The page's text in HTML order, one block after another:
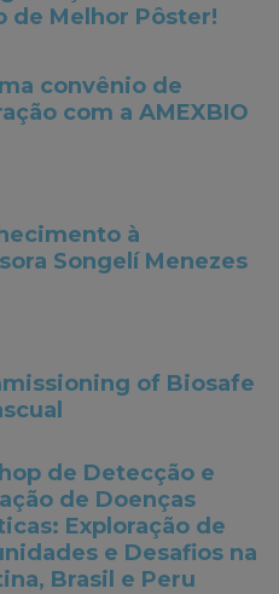
de Melhor Pôster!
convênio de
com a AMEXBIO
à
Songelí Menezes
of Biosafe
de Detecção e
de Doenças
Exploração de
e Desafios na
Brasil e Peru